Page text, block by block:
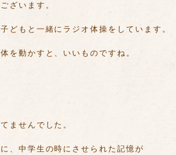
ざいます。
どもと一緒にラジオ体操をしています。
を動かすと、いいものですね。
ませんでした。
、中学生の時にさせられた記憶が